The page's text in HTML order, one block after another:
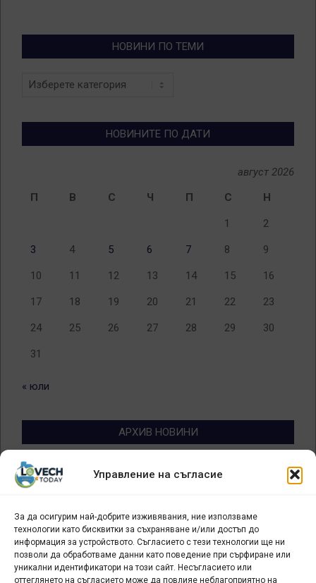
Управление на съгласие
За да осигурим най-добрите изживявания, ние използваме
технологии като бисквитки за съхраняване и/или достъп до
информация за устройството. Съгласието с тези технологии ще ни
позволи да обработваме данни като поведение при сърфиране или
уникални идентификатори на този сайт. Несъгласието или
оттеглянето на съгласието може да повлияе неблагоприятно на
НОВИНИ ПО ТЕМИ
Новини
НОВИНИТЕ ПО ДАТИ
август 2026
П
В С Ч П С Н
1 2
3 4 5 6 7 8 9
10 11 12 13 14 15 16
17 18 19 20 21 22 23
24 25 26 27 28 29 30
31
« юли
АРХИВ НОВИНИ
Архив
новини
БИЗНЕС
Арт галерия "Мостове" – магазин за изкуство
СЕВЕРОЗАПАДА ИНФОРМАЦИОНЕН БИЗНЕС